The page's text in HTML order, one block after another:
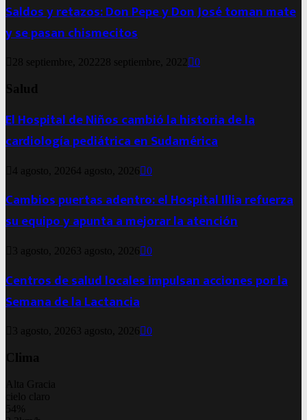
Saldos y retazos: Don Pepe y Don José toman mate
y se pasan chismecitos
28 septiembre, 202228 septiembre, 2022 0
Salud
El Hospital de Niños cambió la historia de la
cardiología pediátrica en Sudamérica
4 agosto, 20264 agosto, 2026 0
Cambios puertas adentro: el Hospital Illia refuerza
su equipo y apunta a mejorar la atención
3 agosto, 2026 3 agosto, 2026 0
Centros de salud locales impulsan acciones por la
Semana de la Lactancia
3 agosto, 2026 3 agosto, 2026 0
Clima
Alta Gracia
cielo claro
54%